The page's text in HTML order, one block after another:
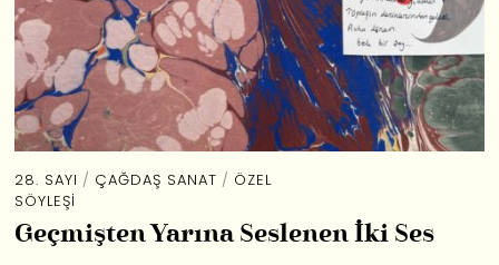
28. SAYI / ÇAĞDAŞ SANAT / ÖZEL
SÖYLEŞI
Geçmişten Yarına Seslenen İki Ses